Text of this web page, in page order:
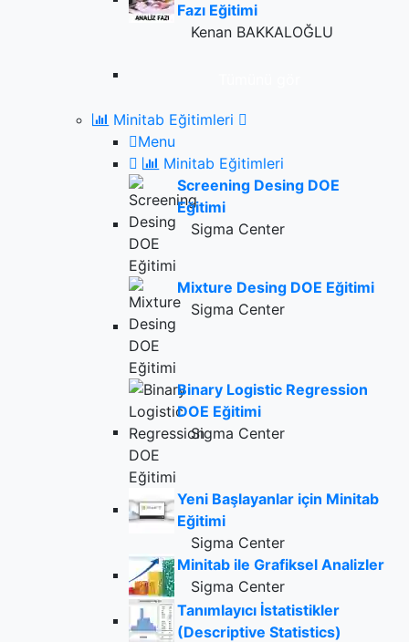
Fazı Eğitimi
Kenan BAKKALOĞLU
Minitab Eğitimleri
Menu
Minitab Eğitimleri
Screening Desing DOE
Eğitimi
Sigma Center
Mixture Desing DOE Eğitimi
Sigma Center
Binary Logistic Regression
DOE Eğitimi
Sigma Center
Yeni Başlayanlar için Minitab
Eğitimi
Sigma Center
Minitab ile Grafiksel Analizler
Sigma Center
Tanımlayıcı İstatistikler
(Descriptive Statistics)